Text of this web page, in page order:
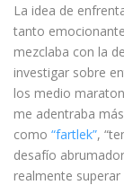
La idea de
tanto
mezclaba con la
investigar sobre
los medio
me adentraba
como “fartlek”,
desafío
realmente